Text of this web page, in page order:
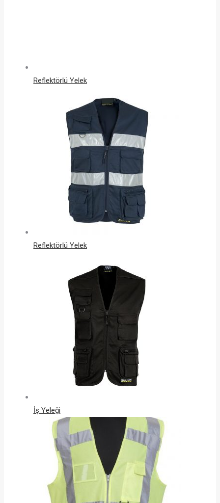
Reflektörlü Yelek
Reflektörlü Yelek
İş Yeleği